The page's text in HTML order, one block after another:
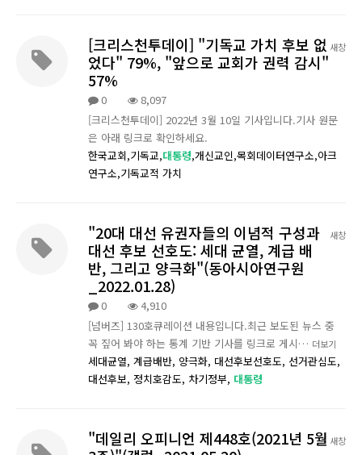
새창
[크리스천투데이] "기독교 가치 후보 없
었다" 79%, "앞으로 교회가 권력 감시"
57%
0
8,097
[크리스천투데이] 2022년 3월 10일 기사입니다.기사 원문
은 아래 링크로 확인하세요.
한국교회,기독교,대통령,개신교인,목회데이터연구소,아크
연구소,기독교적 가치
새창
"20대 대선 유권자들의 이념적 구성과
대선 후보 선호도: 세대 균열, 계급 배
반, 그리고 양극화"(동아시아연구원
_2022.01.28)
0
4,910
[넘버즈] 130호큐레이션 내용입니다.최근 보도된 뉴스 중
꼭 짚어 봐야 하는 통계 기반 기사를 링크로 게시… 더보기
세대균열, 계급배반, 양극화, 대선후보선호도, 선거관심도,
대선후보, 정치호감도, 차기정부, 대통령
새창
"데일리 오피니언 제448호(2021년 5월